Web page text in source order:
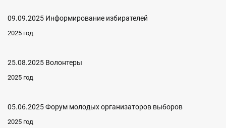
09.09.2025 Информирование избирателей
2025 год
25.08.2025 Волонтеры
2025 год
05.06.2025 Форум молодых организаторов выборов
2025 год